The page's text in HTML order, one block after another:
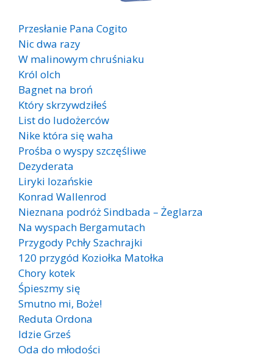
Przesłanie Pana Cogito
Nic dwa razy
W malinowym chruśniaku
Król olch
Bagnet na broń
Który skrzywdziłeś
List do ludożerców
Nike która się waha
Prośba o wyspy szczęśliwe
Dezyderata
Liryki lozańskie
Konrad Wallenrod
Nieznana podróż Sindbada – Żeglarza
Na wyspach Bergamutach
Przygody Pchły Szachrajki
120 przygód Koziołka Matołka
Chory kotek
Śpieszmy się
Smutno mi, Boże!
Reduta Ordona
Idzie Grześ
Oda do młodości